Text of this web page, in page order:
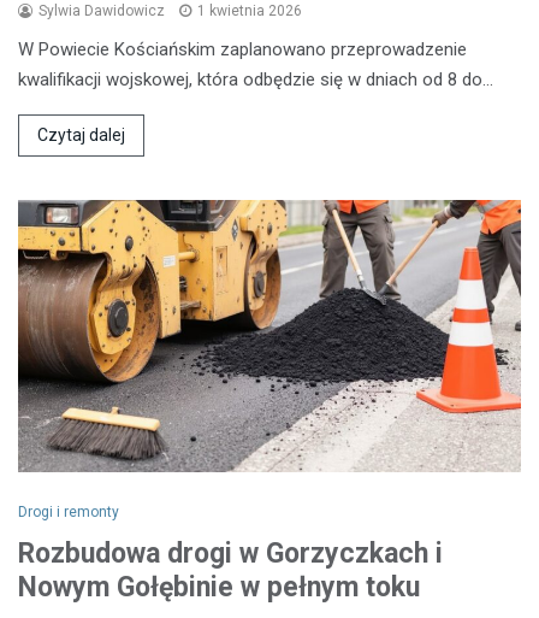
Sylwia Dawidowicz 1 kwietnia 2026
W Powiecie Kościańskim zaplanowano przeprowadzenie
kwalifikacji wojskowej, która odbędzie się w dniach od 8 do…
Czytaj dalej
Drogi i remonty
Rozbudowa drogi w Gorzyczkach i
Nowym Gołębinie w pełnym toku